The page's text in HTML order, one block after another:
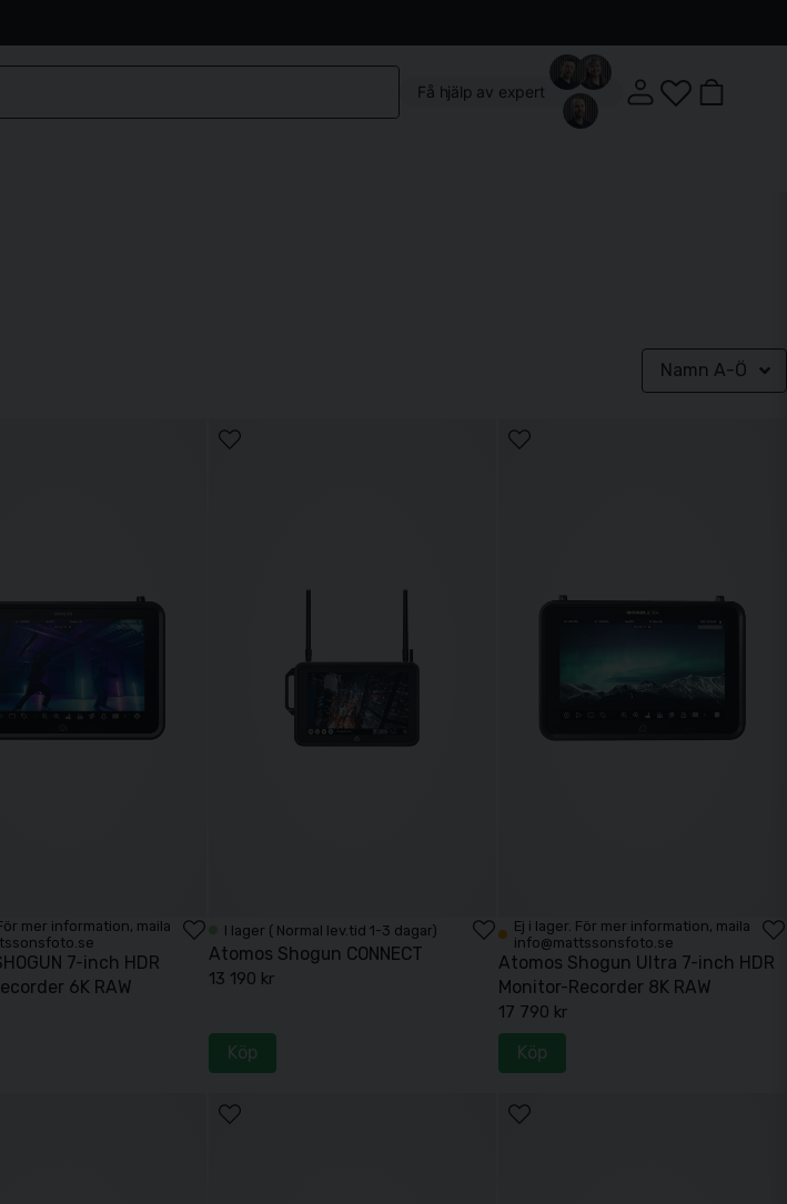
Få hjälp av expert
Namn A-Ö
mer information, maila
7-inch HDR
6K RAW
I lager ( Normal lev.tid 1-3 dagar)
Atomos Shogun CONNECT
13 190 kr
Köp
Ej i lager. För mer information, maila
info@mattssonsfoto.se
Atomos Shogun Ultra 7-inch HDR
Monitor-Recorder 8K RAW
17 790 kr
Köp